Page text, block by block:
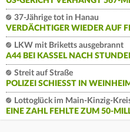
37-Jährige tot in Hanau
VERDÄCHTIGER WIEDER AUF
LKW mit Briketts ausgebrannt
A44 BEI KASSEL NACH
Streit auf Straße
POLIZEI SCHIESST IN
Lottoglück im Main-Kinzig-
EINE ZAHL FEHLTE ZUM 50-